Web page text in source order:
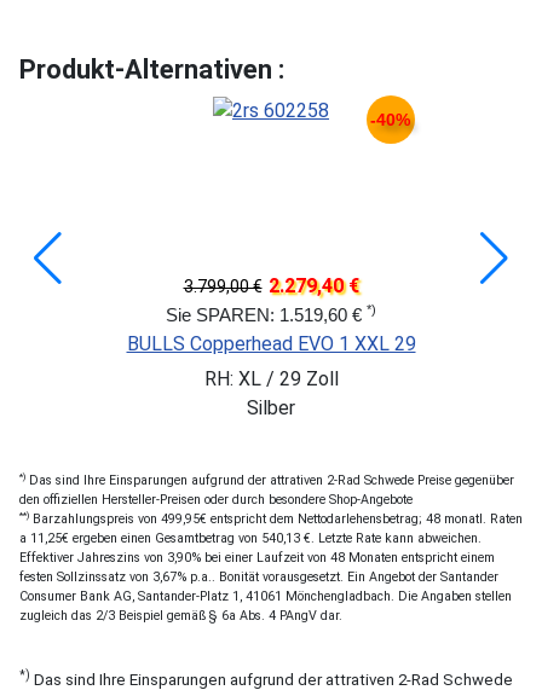
Produkt-Alternativen :
-40%
3.799,00 € 2.279,40 €
Sie SPAREN: 1.519,60 € *)
BULLS Copperhead EVO 1 XXL 29
RH: XL / 29 Zoll
Silber
*) Das sind Ihre Einsparungen aufgrund der attrativen 2-Rad Schwede Preise gegenüber
den offiziellen Hersteller-Preisen oder durch besondere Shop-Angebote
**) Barzahlungspreis von 499,95€ entspricht dem Nettodarlehensbetrag; 48 monatl. Raten
a 11,25€ ergeben einen Gesamtbetrag von 540,13 €. Letzte Rate kann abweichen.
Effektiver Jahreszins von 3,90% bei einer Laufzeit von 48 Monaten entspricht einem
festen Sollzinssatz von 3,67% p.a.. Bonität vorausgesetzt. Ein Angebot der Santander
Consumer Bank AG, Santander-Platz 1, 41061 Mönchengladbach. Die Angaben stellen
zugleich das 2/3 Beispiel gemäß § 6a Abs. 4 PAngV dar.
*) Das sind Ihre Einsparungen aufgrund der attrativen 2-Rad Schwede